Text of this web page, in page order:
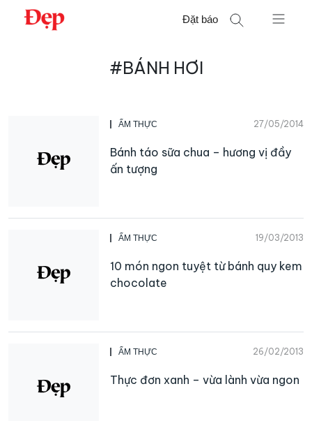
Chuyển
Đặt báo
#BÁNH HƠI
ẨM THỰC 27/05/2014
Bánh táo sữa chua – hương vị đầy
ấn tượng
ẨM THỰC 19/03/2013
10 món ngon tuyệt từ bánh quy kem
chocolate
ẨM THỰC 26/02/2013
Thực đơn xanh – vừa lành vừa ngon